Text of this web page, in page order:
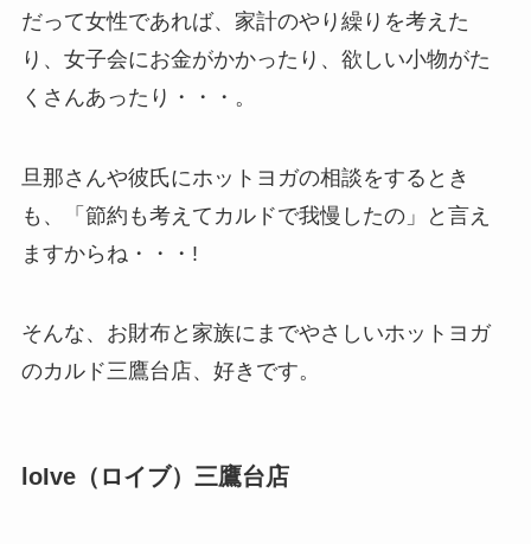
だって女性であれば、家計のやり繰りを考えた
り、女子会にお金がかかったり、欲しい小物がた
くさんあったり・・・。
旦那さんや彼氏にホットヨガの相談をするとき
も、「節約も考えてカルドで我慢したの」と言え
ますからね・・・!
そんな、お財布と家族にまでやさしいホットヨガ
のカルド三鷹台店、好きです。
loIve（ロイブ）三鷹台店